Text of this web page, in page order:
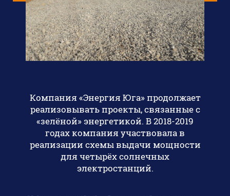
Компания «Энергия Юга» продолжает
реализовывать проекты, связанные с
«зелёной» энергетикой. В 2018-2019
годах компания участвовала в
реализации схемы выдачи мощности
для четырёх солнечных
электростанций.